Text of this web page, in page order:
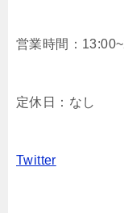
営業時間：
定休日：なし
Twitter